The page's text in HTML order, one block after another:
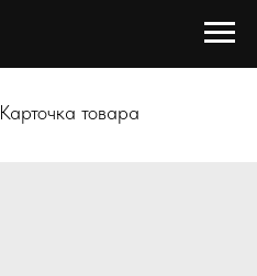
Карточка товара